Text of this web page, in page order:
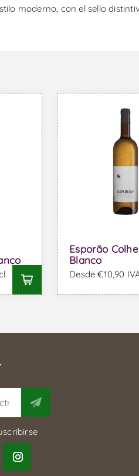
moderno, con el sello
Esporão
Blanco
Desde €10,90